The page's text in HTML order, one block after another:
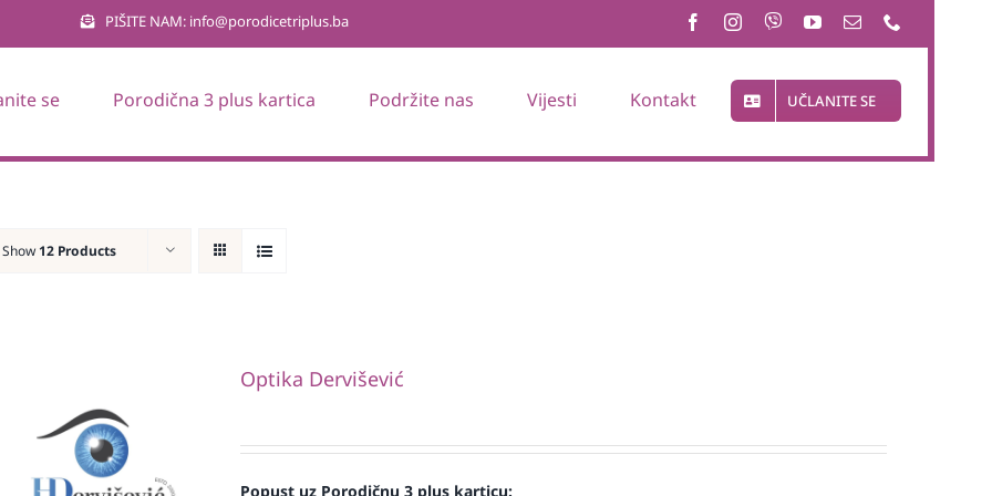
PIŠITE NAM: info@porodicetriplus.ba
se Porodična 3 plus kartica Podržite nas Vijesti Kontakt UČLANITE SE
Show 12 Products
Optika Dervišević
Popust uz Porodičnu 3 plus karticu: